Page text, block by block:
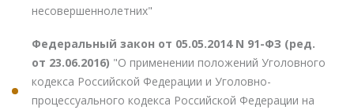
несовершеннолетних"
Федеральный закон от 05.05.2014 N 91-ФЗ (ред.
от 23.06.2016) "О применении положений Уголовного
кодекса Российской Федерации и Уголовно-
процессуального кодекса Российской Федерации на